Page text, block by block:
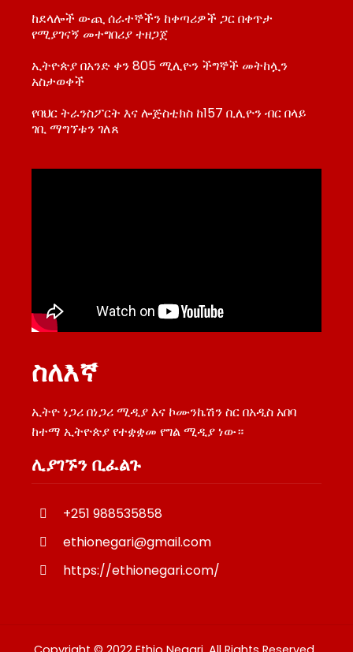
ከደላሎች ውጪ ሰራተኞችን ከቀጣሪዎች ጋር በቀጥታ
የሚያገናኝ መተግበሪያ ተዘጋጀ
ኢትዮጵያ በአንድ ቀን 805 ሚሊዮን ችግኞች መትከሏን
አስታወቀች
የባህር ትራንስፖርት እና ሎጅስቲክስ ከ157 ቢሊዮን ብር በላይ
ገቢ ማግኘቱን ገለጸ
ስለእኛ
ኢትዮ ነጋሪ በነጋሪ ሚዲያ እና ኮሙንኬሽን ስር በአዲስ አበባ
ከተማ ኢትዮጵያ የተቋቋመ የግል ሚዲያ ነው።
ሊያገኙን ቢፈልጉ
+251 988535858
ethionegari@gmail.com
https://ethionegari.com/